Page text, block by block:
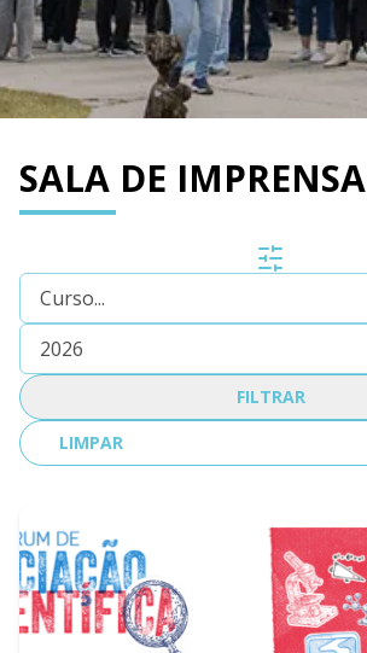
SALA DE IMPRENSA
FILTRAR
LIMPAR